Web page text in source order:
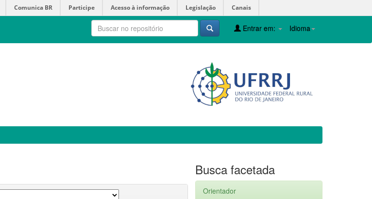
Comunica BR Participe Acesso à informação Legislação Canais
Idioma
Entrar em:
Busca facetada
Orientador